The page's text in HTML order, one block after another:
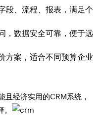
段、流程、报表，满足个
，数据安全可靠，便于远
方案，适合不同预算企业
且经济实用的CRM系统，
。